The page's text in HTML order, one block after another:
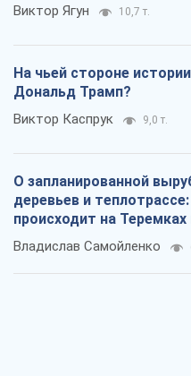
Виктор Ягун 10,7 т.
На чьей стороне
Дональд Трамп?
Виктор Каспрук 9,0 т.
О запланированной
деревьев и
происходит на Теремках
Владислав Самойленко